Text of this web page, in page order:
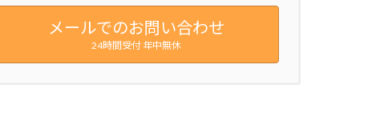
メールでのお問い合わせ
24時間受付 年中無休